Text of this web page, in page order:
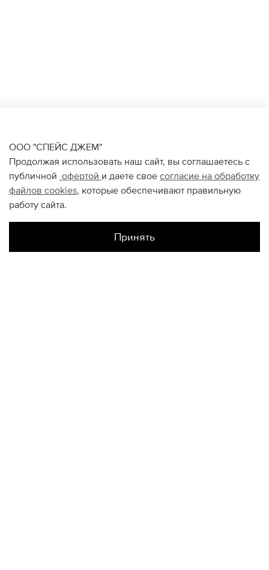
ООО "СПЕЙС ДЖЕМ"
Продолжая использовать наш сайт, вы соглашаетесь с
публичной офертой и даете свое согласие на обработку
файлов cookies, которые обеспечивают правильную
работу сайта.
Принять